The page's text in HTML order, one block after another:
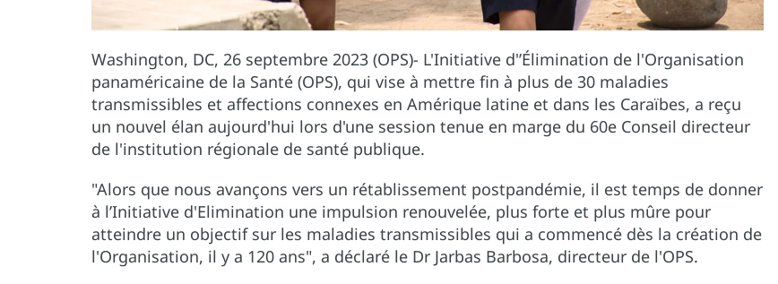
Washington, DC, 26 septembre 2023 (OPS)- L'Initiative d'’Élimination de l'Organisation
panaméricaine de la Santé (OPS), qui vise à mettre fin à plus de 30 maladies
transmissibles et affections connexes en Amérique latine et dans les Caraïbes, a reçu
un nouvel élan aujourd'hui lors d'une session tenue en marge du 60e Conseil directeur
de l'institution régionale de santé publique.
"Alors que nous avançons vers un rétablissement postpandémie, il est temps de donner
à l’Initiative d'Elimination une impulsion renouvelée, plus forte et plus mûre pour
atteindre un objectif sur les maladies transmissibles qui a commencé dès la création de
l'Organisation, il y a 120 ans", a déclaré le Dr Jarbas Barbosa, directeur de l'OPS.